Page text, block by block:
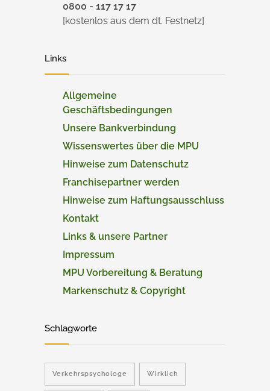
0800 - 117 17 17
[kostenlos aus dem dt. Festnetz]
Links
Allgemeine
Geschäftsbedingungen
Unsere Bankverbindung
Wissenswertes über die MPU
Hinweise zum Datenschutz
Franchisepartner werden
Hinweise zum Haftungsausschluss
Kontakt
Links & unsere Partner
Impressum
MPU Vorbereitung & Beratung
Markenschutz & Copyright
Schlagworte
Verkehrspsychologe Wirklich